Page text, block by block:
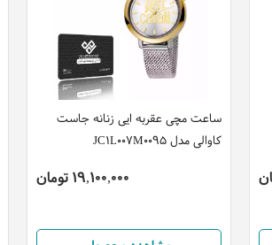
ساعت مچی عقربه ایی زنانه جاست
کاوالی مدل JC1L007M0095
19,100,000 تومان